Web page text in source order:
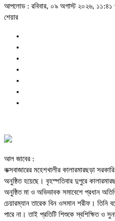
আপলোড : রবিবার, ০৯ অগাস্ট ২০২৬, ১১:৪১
শেয়ার
আল জাবের :
কক্সবাজারের মহেশখালীর কালারমারছড়া
অনুষ্ঠিত হয়েছে। বৃহস্পতিবার দুপুরে
অনুষ্ঠিত মা ও অভিভাবক সমাবেশে প্রধান
চেয়ারম্যান তারেক বিন ওসমান শরীফ। তিনি
পারে না। তাই প্রতিটি শিশুকে স্বশিক্ষিত ও